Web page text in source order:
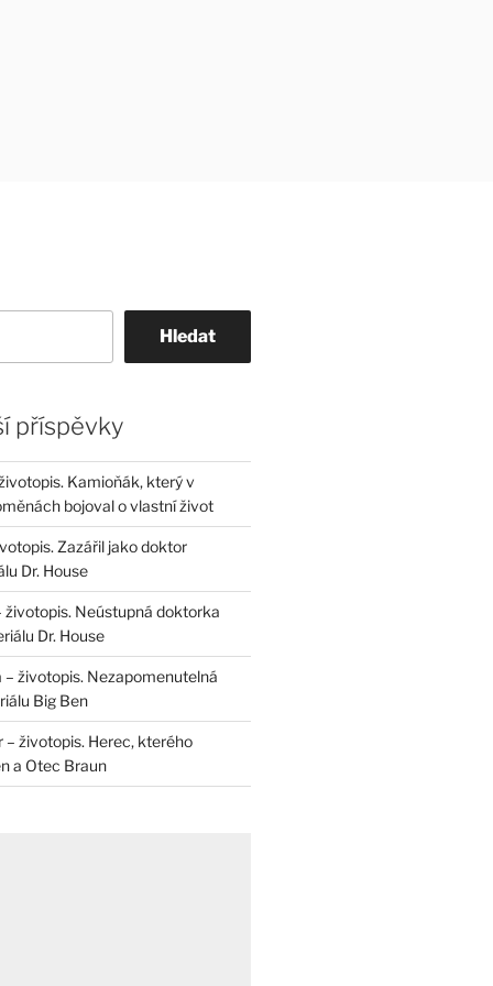
Hledat
příspěvky
Kamioňák, který v
bojoval o vlastní život
Zazářil jako doktor
Dr. House
životopis. Neústupná doktorka
Dr. House
– životopis. Nezapomenutelná
Big Ben
– životopis. Herec, kterého
a Otec Braun